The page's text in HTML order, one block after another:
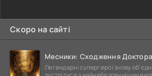
Скоро на сайті
Месники: Сходження
Легендарні супергерої знову